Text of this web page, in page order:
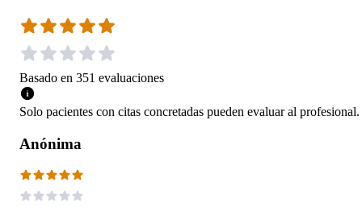
Basado en 351 evaluaciones
Solo pacientes con citas concretadas pueden evaluar al profesional.
Anónima